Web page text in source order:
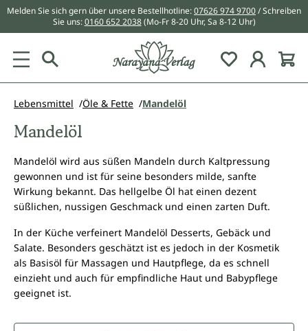
springen
Melden Sie sich gern über unsere Bestellhotline:07626 974 9700/ Schreiben
Sie uns:0160 652 2038 (Mo-Fr 8-20 Uhr, Sa 8-12 Uhr)
Du hast 0
Lebensmittel Öle & Fette Mandelöl
Mandelöl
Mandelöl wird aus süßen Mandeln durch Kaltpressung
gewonnen und ist für seine besonders milde, sanfte
Wirkung bekannt. Das hellgelbe Öl hat einen dezent
süßlichen, nussigen Geschmack und einen zarten Duft.
In der Küche verfeinert Mandelöl Desserts, Gebäck und
Salate. Besonders geschätzt ist es jedoch in der Kosmetik
als Basisöl für Massagen und Hautpflege, da es schnell
einzieht und auch für empfindliche Haut und Babypflege
geeignet ist.